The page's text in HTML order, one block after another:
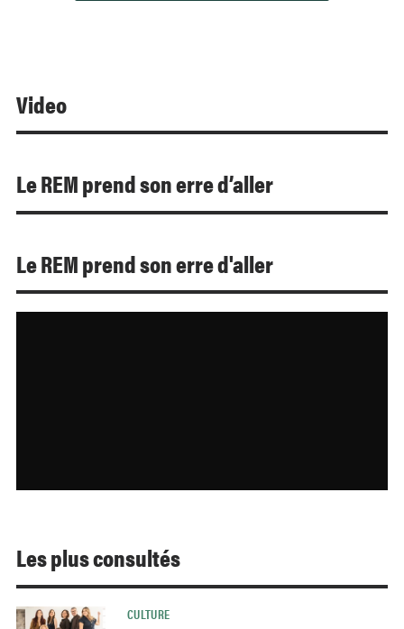
Video
Le REM prend son erre d’aller
Le REM prend son erre d'aller
Les plus consultés
CULTURE